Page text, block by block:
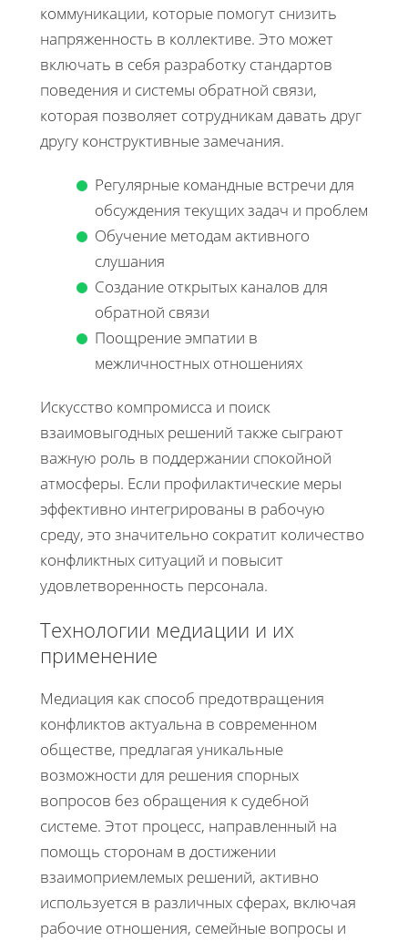
коммуникации, которые помогут снизить
напряженность в коллективе. Это может
включать в себя разработку стандартов
поведения и системы обратной связи,
которая позволяет сотрудникам давать друг
другу конструктивные замечания.
Регулярные командные встречи для
обсуждения текущих задач и проблем
Обучение методам активного
слушания
Создание открытых каналов для
обратной связи
Поощрение эмпатии в
межличностных отношениях
Искусство компромисса и поиск
взаимовыгодных решений также сыграют
важную роль в поддержании спокойной
атмосферы. Если профилактические меры
эффективно интегрированы в рабочую
среду, это значительно сократит количество
конфликтных ситуаций и повысит
удовлетворенность персонала.
Технологии медиации и их
применение
Медиация как способ предотвращения
конфликтов актуальна в современном
обществе, предлагая уникальные
возможности для решения спорных
вопросов без обращения к судебной
системе. Этот процесс, направленный на
помощь сторонам в достижении
взаимоприемлемых решений, активно
используется в различных сферах, включая
рабочие отношения, семейные вопросы и